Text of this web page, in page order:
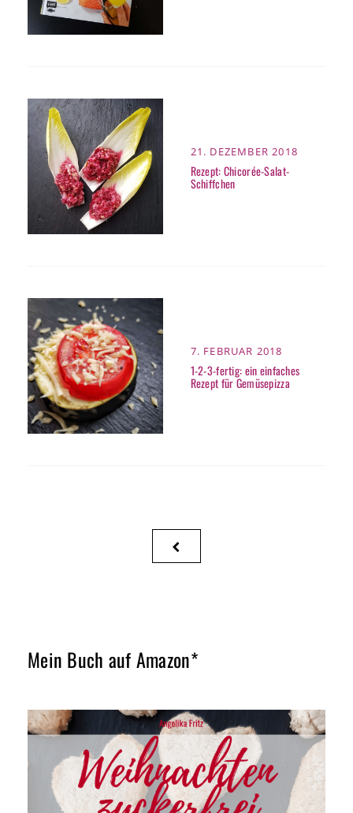
POSTED
ON
21. DEZEMBER 2018
Rezept: Chicorée-Salat-
Schiffchen
POSTED
ON
7. FEBRUAR 2018
1-2-3-fertig: ein einfaches
Rezept für Gemüsepizza
Seitennummerierung
PAGE
Mein Buch auf Amazon*